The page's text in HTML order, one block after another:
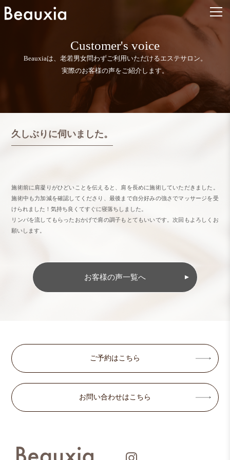
Customer's voice
Beauxiaは、老若男女問わずご利用いただけるエステサロン。
実際のお客様の声をご紹介します。
久しぶりに伺いました。
施術前に肩凝りがひどいことを伝えると、肩を長めに施術していただきました。
施術中も力加減を確認してくださり、最後まで自分好みの強さでマッサージを受
けられました！気持ち良くてすぐに寝落ちしました。
リンパを流してもらったおかげで肩の調子もとてもいいです。次回もよろしくお
願いします。
お客様の声一覧へ
ご予約はこちら
お問い合わせはこちら